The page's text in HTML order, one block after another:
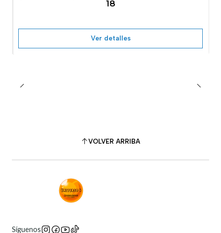
18
Ver detalles
VOLVER ARRIBA
Síguenos